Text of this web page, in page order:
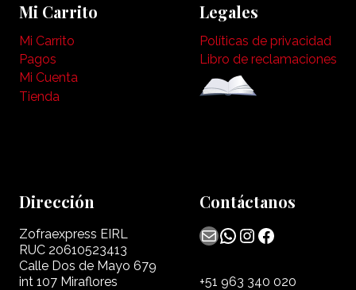
Mi Carrito
Mi Carrito
Pagos
Mi Cuenta
Tienda
Legales
Políticas de privacidad
Libro de reclamaciones
Dirección
Zofraexpress EIRL
RUC 20610523413
Calle Dos de Mayo 679
int 107 Miraflores
Contáctanos
MailWhatsApp
Instagram
Facebook
+51 963 340 020